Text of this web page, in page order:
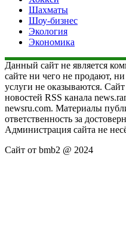
Шахматы
Шоу-бизнес
Экология
Экономика
Данный сайт не является
сайте ни чего не продают,
услуги не оказываются.
новостей RSS канала
newsru.com. Материалы
ответственность за
Администрация сайта не
Сайт от bmb2 @ 2024